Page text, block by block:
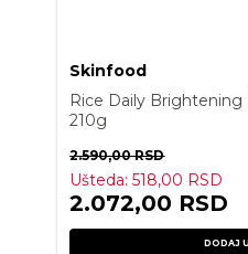
Skinfood
Rice Daily Brightening
210g
2.590,00RSD
Ušteda:518,00 RSD
2.072,00 RSD
DODAJ